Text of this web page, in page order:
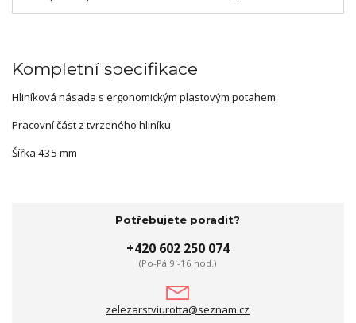
Kompletní specifikace
Hliníková násada s ergonomickým plastovým potahem
Pracovní část z tvrzeného hliníku
Šířka 435 mm
Potřebujete poradit?
+420 602 250 074
(Po-Pá 9 -16 hod.)
zelezarstviurotta@seznam.cz